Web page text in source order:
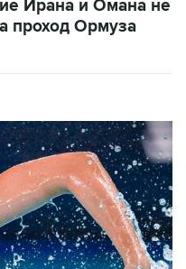
Ирана и Омана не
проход Ормуза